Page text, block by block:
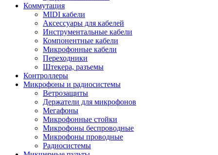
Коммутация
MIDI кабели
Аксессуары для кабелей
Инструментальные кабели
Компонентные кабели
Микрофонные кабели
Переходники
Штекера, разъемы
Контроллеры
Микрофоны и радиосистемы
Ветрозащиты
Держатели для микрофонов
Мегафоны
Микрофонные стойки
Микрофоны беспроводные
Микрофоны проводные
Радиосистемы